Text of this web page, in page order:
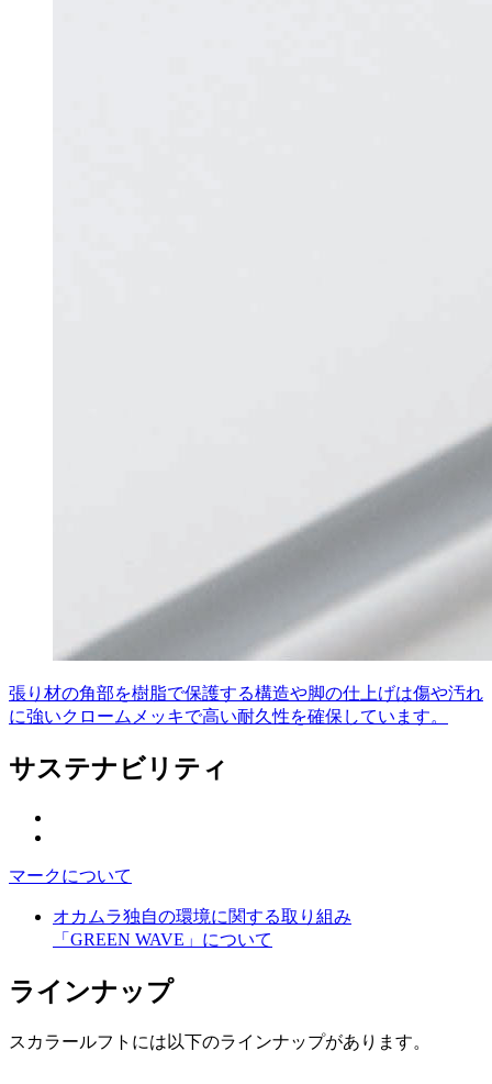
張り材の角部を樹脂で保護する構造や脚の仕上げは傷や汚れ
に強いクロームメッキで高い耐久性を確保しています。
サステナビリティ
マークについて
オカムラ独自の環境に関する取り組み
「GREEN WAVE」について
ラインナップ
スカラールフトには以下のラインナップがあります。